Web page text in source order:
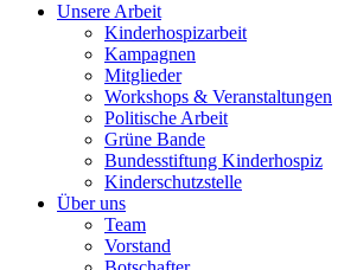
Unsere Arbeit
Kinderhospizarbeit
Kampagnen
Mitglieder
Workshops & Veranstaltungen
Politische Arbeit
Grüne Bande
Bundesstiftung Kinderhospiz
Kinderschutzstelle
Über uns
Team
Vorstand